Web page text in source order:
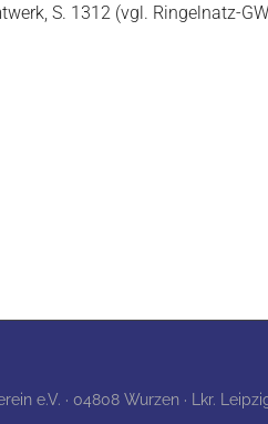
S. 1312 (vgl. Ringelnatz-
e.V. · 04808 Wurzen · Lkr.